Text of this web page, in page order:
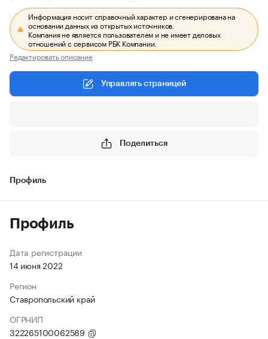
Информация носит справочный характер и сгенерирована на
основании данных из открытых источников.
Компания не является пользователем и не имеет деловых
отношений с сервисом РБК Компании.
Редактировать описание
Управлять страницей
Поделиться
Профиль
Профиль
Дата регистрации
14 июня 2022
Регион
Ставропольский край
ОГРНИП
322265100062589